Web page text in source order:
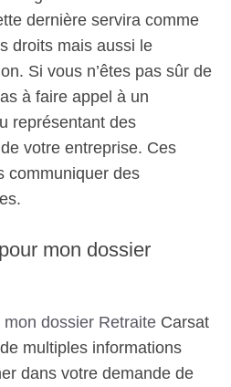
dernière servira comme
droits mais aussi le
Si vous n’êtes pas sûr de
à faire appel à un
représentant des
votre entreprise. Ces
communiquer des
mon dossier
dossier Retraite Carsat
multiples informations
dans votre demande de